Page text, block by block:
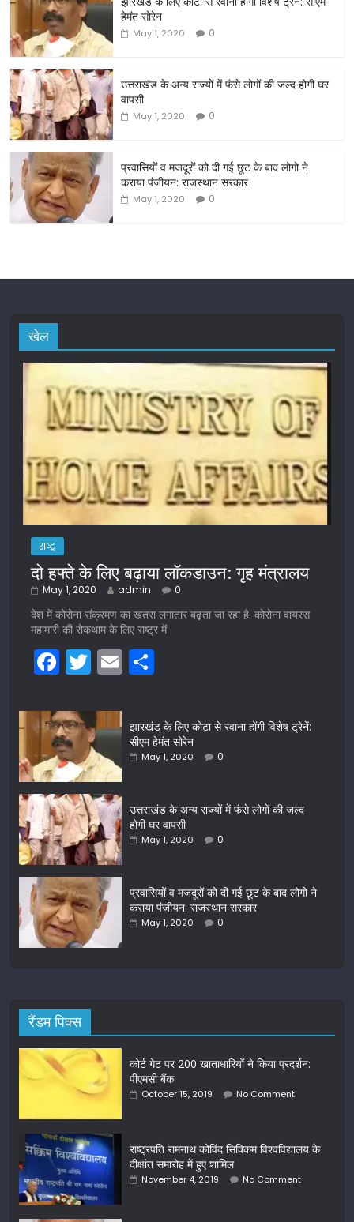
e
b
o
o
k
er e
हेमंत सोरेन
May 1, 2020 0
उत्तराखंड के अन्य राज्यों में फंसे लोगों की जल्द होगी घर
वापसी
May 1, 2020 0
प्रवासियों व मजदूरों को दी गई छूट के बाद लोगो ने
कराया पंजीयन: राजस्थान सरकार
May 1, 2020 0
खेल
राष्ट्र
दो हफ्ते के लिए बढ़ाया लॉकडाउन: गृह मंत्रालय
May 1, 2020 admin 0
देश में कोरोना संक्रमण का खतरा लगातार बढ़ता जा रहा है. कोरोना वायरस
महामारी की रोकथाम के लिए राष्ट्र में
F
a
c
e
b
o
o
k
T
w
itt
er
E
m
ar
e
झारखंड के लिए कोटा से रवाना होंगी विशेष ट्रेनें:
सीएम हेमंत सोरेन
May 1, 2020 0
उत्तराखंड के अन्य राज्यों में फंसे लोगों की जल्द
होगी घर वापसी
May 1, 2020 0
प्रवासियों व मजदूरों को दी गई छूट के बाद लोगो ने
कराया पंजीयन: राजस्थान सरकार
May 1, 2020 0
रैंडम पिक्स
कोर्ट गेट पर 200 खाताधारियों ने किया प्रदर्शन:
पीएमसी बैंक
October 15, 2019 No Comment
राष्ट्रपति रामनाथ कोविंद सिक्किम विश्वविद्यालय के
दीक्षांत समारोह में हुए शामिल
November 4, 2019 No Comment